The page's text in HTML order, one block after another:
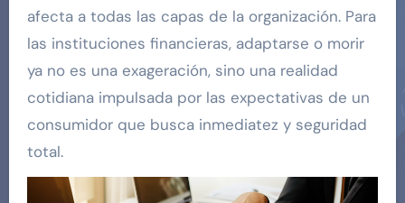
afecta a todas las capas de la organización. Para
las instituciones financieras, adaptarse o morir
ya no es una exageración, sino una realidad
cotidiana impulsada por las expectativas de un
consumidor que busca inmediatez y seguridad
total.